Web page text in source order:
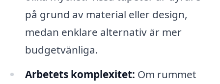
på grund av material eller design,
medan enklare alternativ är mer
budgetvänliga.
Arbetets komplexitet: Om rummet